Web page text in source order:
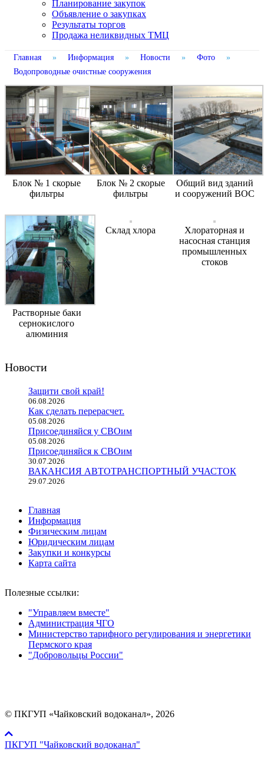
Планирование закупок
Объявление о закупках
Результаты торгов
Продажа неликвидных ТМЦ
Главная » Информация » Новости » Фото
»
Водопроводные очистные сооружения
Блок № 1 скорые
фильтры
Блок № 2 скорые
фильтры
Общий вид зданий
и сооружений ВОС
Растворные баки
сернокислого
алюминия
Склад хлора
Хлораторная и
насосная станция
промышленных
стоков
Новости
Защити свой край!
06.08.2026
Как сделать перерасчет.
05.08.2026
Присоединяйся у СВОим
05.08.2026
Присоединяйся к СВОим
30.07.2026
ВАКАНСИЯ АВТОТРАНСПОРТНЫЙ УЧАСТОК
29.07.2026
Главная
Информация
Физическим лицам
Юридическим лицам
Закупки и конкурсы
Карта сайта
Полезные ссылки:
"Управляем вместе"
Администрация ЧГО
Министерство тарифного регулирования и энергетики
Пермского края
"Добровольцы России"
© ПКГУП «Чайковский водоканал», 2026
ПКГУП "Чайковский водоканал"